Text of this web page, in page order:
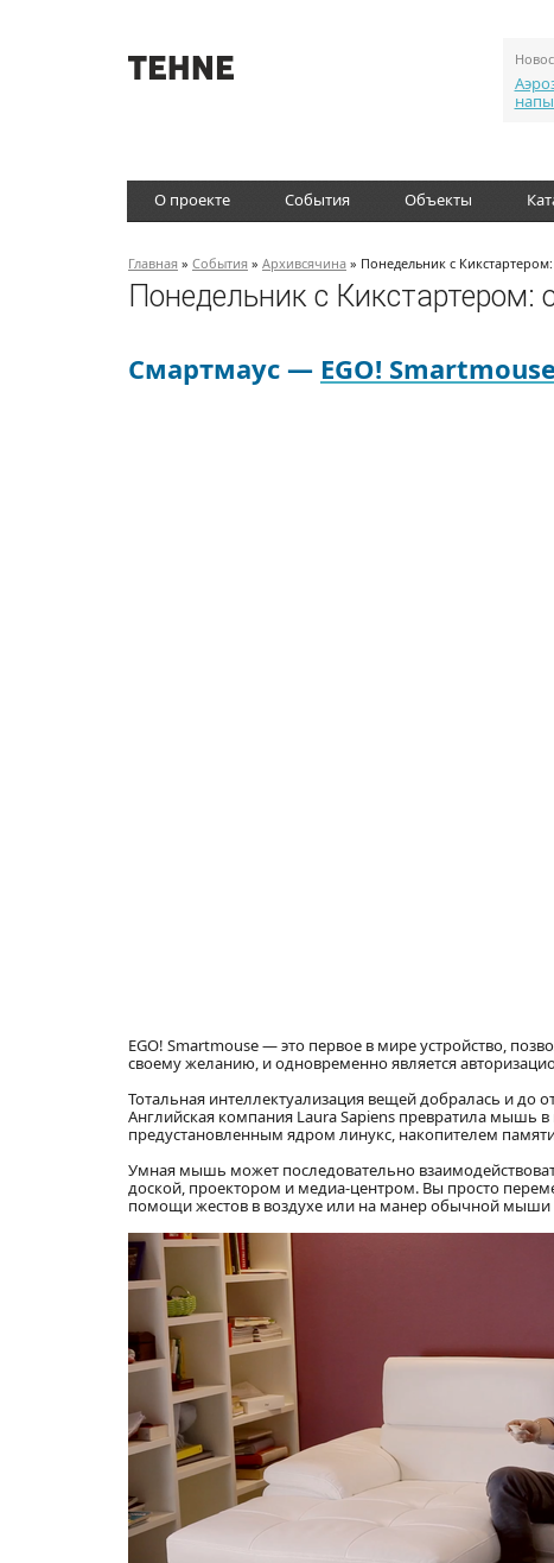
О проекте События Объекты
Главная » События » Архивсячина » Понедельник с
Понедельник с Кикстартером:
Смартмаус — EGO! Smartmouse
EGO! Smartmouse — это первое в мире устройство,
своему желанию, и одновременно является
Тотальная интеллектуализация вещей добралась и
Английская компания Laura Sapiens превратила
предустановленным ядром линукс, накопителем
Умная мышь может последовательно
доской, проектором и медиа-центром. Вы просто
помощи жестов в воздухе или на манер обычной мыши